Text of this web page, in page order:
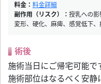
料金： 料金詳細
副作用（リスク）： 授乳への影
変形、硬化、麻痺、感覚低下、
術後
施術当日にご帰宅可能で
施術部位はなるべく安静